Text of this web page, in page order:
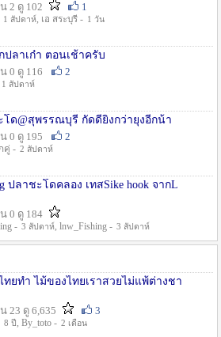
2 ดู 102
1
1 สัปดาห์, เอ สระบุรี - 1 วัน
ปลาเก๋า ตอนเช้าครับ
0 ดู 116
2
1 สัปดาห์
ด@สุพรรณบุรี กัดดียิ่งกว่ายุงอีกน้า
0 ดู 195
2
คู่ - 2 สัปดาห์
ปลาชะโดคลอง เทสSike hook จากL
0 ดู 184
- 3 สัปดาห์, lnw_Fishing - 3 สัปดาห์
ทยทำ ไม้ของไทยเราสวยไม่แพ้ต่างชา
23 ดู 6,635
3
8 ปี , By_toto - 2 เดือน